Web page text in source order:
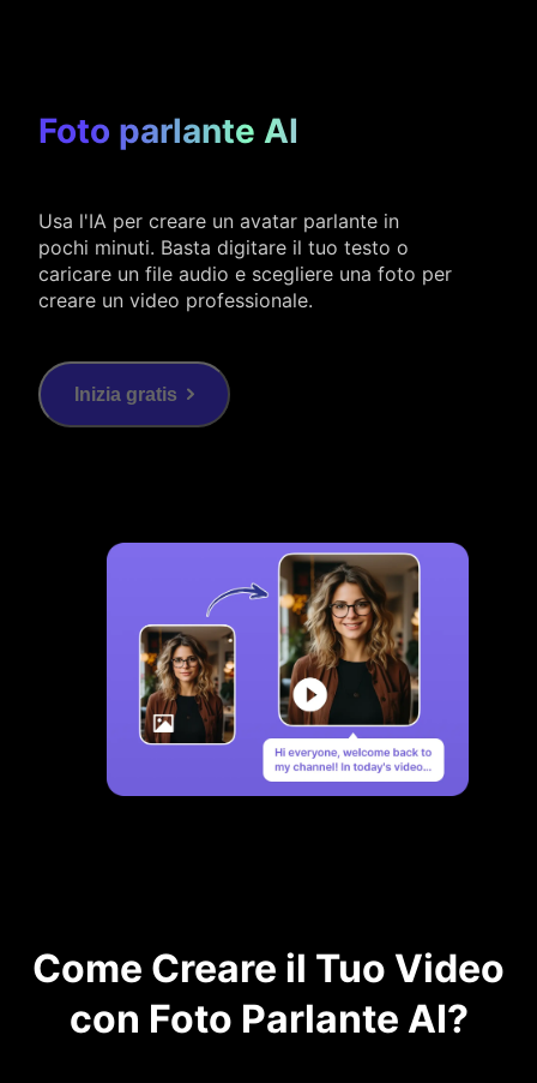
Foto parlante AI
Usa l'IA per creare un avatar parlante in
pochi minuti. Basta digitare il tuo testo o
caricare un file audio e scegliere una foto per
creare un video professionale.
Inizia gratis
Come Creare il Tuo Video
con Foto Parlante AI?